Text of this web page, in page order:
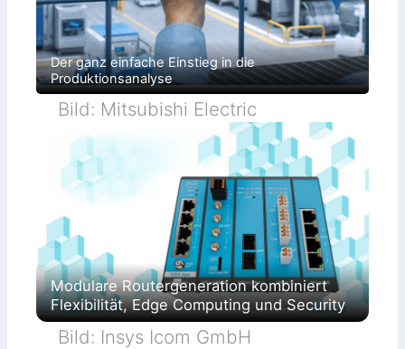
Der ganz einfache Einstieg in die
Produktionsanalyse
Bild: Mitsubishi Electric
Modulare Routergeneration kombiniert
Flexibilität, Edge Computing und Security
Bild: Insys Icom GmbH